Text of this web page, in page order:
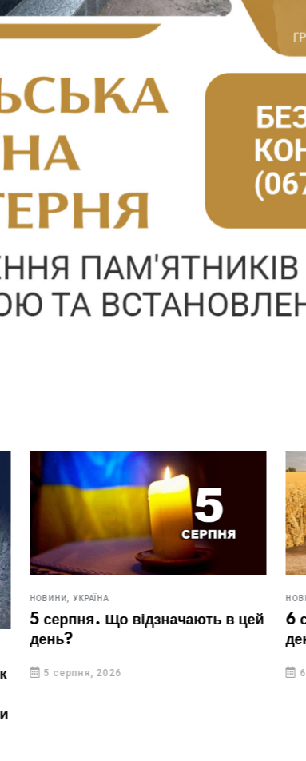
НОВИНИ, УКРАЇНА
5 серпня. Що відзначають в цей
день?
5 серпня, 2026
6
6